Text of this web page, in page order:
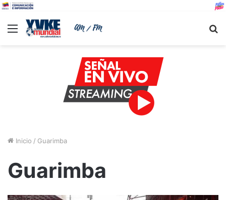
Menu
Inicio / Guarimba
Guarimba